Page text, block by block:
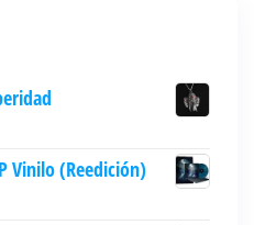
Vinilo (Reedición)